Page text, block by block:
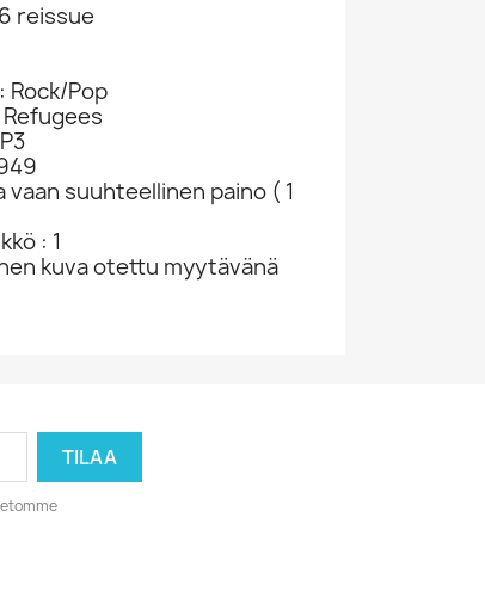
reissue
Rock/Pop
vaan suuhteellinen paino ( 1
: 1
kuva otettu myytävänä